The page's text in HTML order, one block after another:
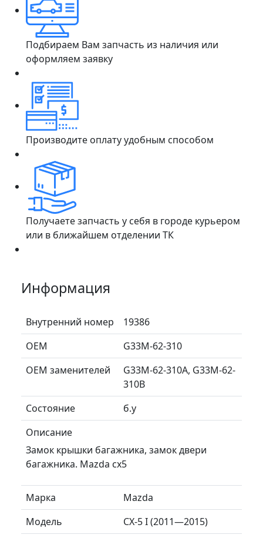
Подбираем Вам запчасть из наличия или
оформляем заявку
Производите оплату удобным способом
Получаете запчасть у себя в городе курьером
или в ближайшем отделении ТК
Информация
Внутренний номер
19386
ОЕМ
G33M-62-310
ОЕМ заменителей
G33M-62-310A, G33M-62-
310B
Состояние
б.у
Описание
Замок крышки багажника, замок двери
багажника. Mazda cx5
Марка
Mazda
Модель
CX-5 I (2011—2015)